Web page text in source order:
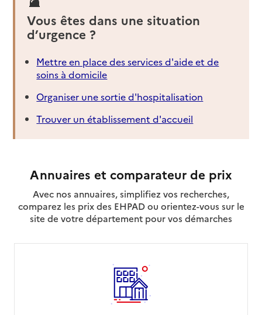
Vous êtes dans une situation
d’urgence ?
Mettre en place des services d'aide et de
soins à domicile
Organiser une sortie d'hospitalisation
Trouver un établissement d'accueil
Annuaires et comparateur de prix
Avec nos annuaires, simplifiez vos recherches,
comparez les prix des EHPAD ou orientez-vous sur le
site de votre département pour vos démarches